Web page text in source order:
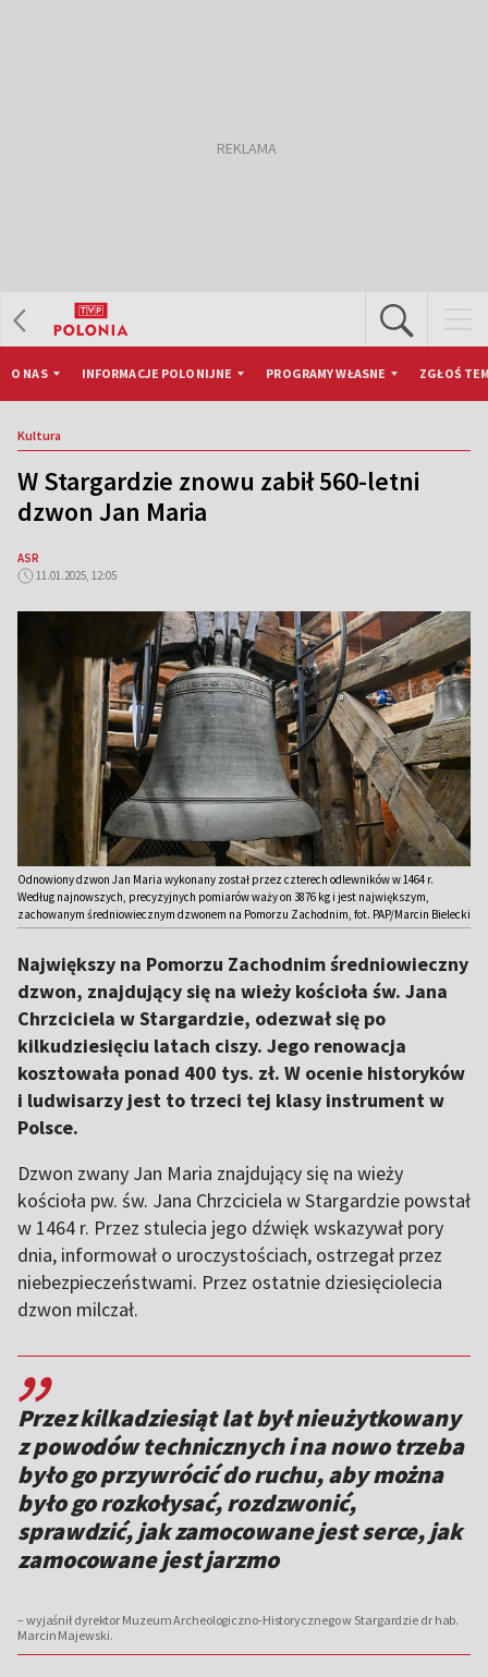
O NAS INFORMACJE POLONIJNE PROGRAMY WŁASNE ZGŁOŚ
Kultura
W Stargardzie znowu zabił 560-letni
dzwon Jan Maria
ASR
11.01.2025, 12:05
Odnowiony dzwon Jan Maria wykonany został przez czterech odlewników w 1464 r.
Według najnowszych, precyzyjnych pomiarów waży on 3876 kg i jest największym,
zachowanym średniowiecznym dzwonem na Pomorzu Zachodnim, fot. PAP/Marcin Bielecki
Największy na Pomorzu Zachodnim średniowieczny
dzwon, znajdujący się na wieży kościoła św. Jana
Chrzciciela w Stargardzie, odezwał się po
kilkudziesięciu latach ciszy. Jego renowacja
kosztowała ponad 400 tys. zł. W ocenie historyków
i ludwisarzy jest to trzeci tej klasy instrument w
Polsce.
Dzwon zwany Jan Maria znajdujący się na wieży
kościoła pw. św. Jana Chrzciciela w Stargardzie powstał
w 1464 r. Przez stulecia jego dźwięk wskazywał pory
dnia, informował o uroczystościach, ostrzegał przez
niebezpieczeństwami. Przez ostatnie dziesięciolecia
dzwon milczał.
,,
Przez kilkadziesiąt lat był nieużytkowany
z powodów technicznych i na nowo trzeba
było go przywrócić do ruchu, aby można
było go rozkołysać, rozdzwonić,
sprawdzić, jak zamocowane jest serce, jak
zamocowane jest jarzmo
– wyjaśnił dyrektor Muzeum Archeologiczno-Historycznego w Stargardzie dr hab.
Marcin Majewski.